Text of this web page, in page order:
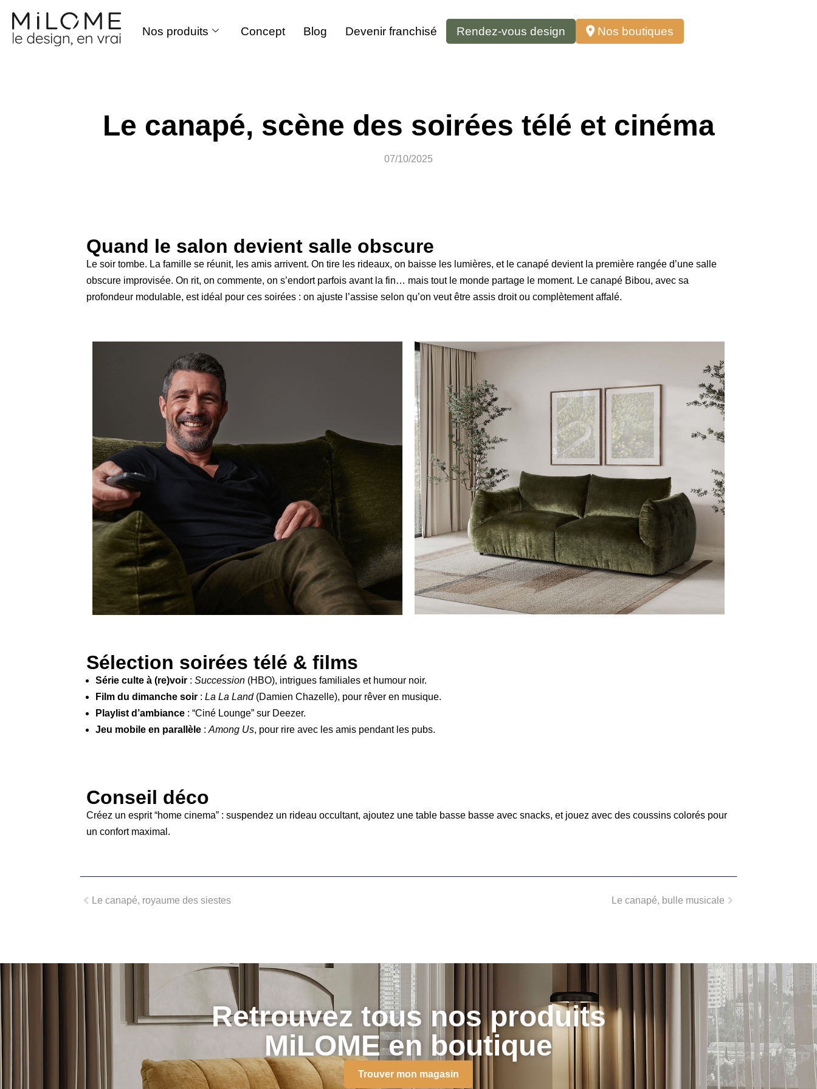
Aller
Nos produits Concept Blog Devenir franchisé Rendez-vous design Nos boutiques
Le canapé, scène des soirées télé et cinéma
07/10/2025
Quand le salon devient salle obscure
Le soir tombe. La famille se réunit, les amis arrivent. On tire les rideaux, on baisse les lumières, et le canapé devient la première rangée d’une salle
obscure improvisée. On rit, on commente, on s’endort parfois avant la fin… mais tout le monde partage le moment. Le canapé Bibou, avec sa
profondeur modulable, est idéal pour ces soirées : on ajuste l’assise selon qu’on veut être assis droit ou complètement affalé.
Sélection soirées télé & films
Série culte à (re)voir : Succession (HBO), intrigues familiales et humour noir.
Film du dimanche soir : La La Land(Damien Chazelle), pour rêver en musique.
Playlist d’ambiance : “Ciné Lounge” sur Deezer.
Jeu mobile en parallèle : Among Us, pour rire avec les amis pendant les pubs.
Conseil déco
Créez un esprit “home cinema” : suspendez un rideau occultant, ajoutez une table basse basse avec snacks, et jouez avec des coussins colorés pour
un confort maximal.
Le canapé, royaume des siestes Le canapé, bulle musicale
Retrouvez tous nos produits
MiLOME en boutique
Trouver mon magasin